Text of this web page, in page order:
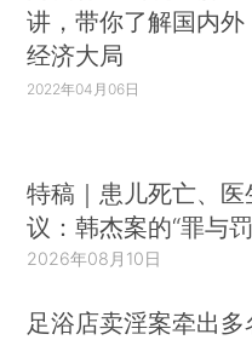
讲，带你了解国内外
经济大局
2022年04月06日
特稿｜患儿死亡、
议：韩杰案的“罪与
2026年08月10日
足浴店卖淫案牵出多